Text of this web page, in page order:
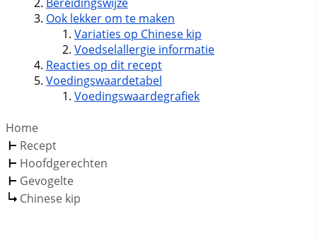
Ook lekker om te maken
Variaties op Chinese kip
Voedselallergie informatie
Reacties op dit recept
Voedingswaardetabel
Voedingswaardegrafiek
Home
Recept
Hoofdgerechten
Gevogelte
Chinese kip